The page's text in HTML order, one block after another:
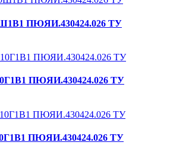
ПЮЯИ.430424.026 ТУ
ПЮЯИ.430424.026 ТУ
ПЮЯИ.430424.026 ТУ